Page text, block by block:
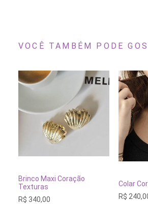
VOCÊ TAMBÉM PODE
ADICIONAR AO CARRINHO
Brinco Maxi Coração
Texturas
R$ 340,00
Colar
R$